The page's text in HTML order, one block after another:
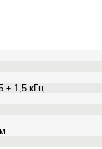
± 1,5 кГц